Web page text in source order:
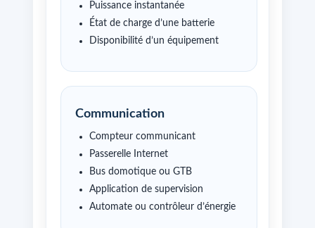
Puissance instantanée
État de charge d’une batterie
Disponibilité d’un équipement
Communication
Compteur communicant
Passerelle Internet
Bus domotique ou GTB
Application de supervision
Automate ou contrôleur d’énergie